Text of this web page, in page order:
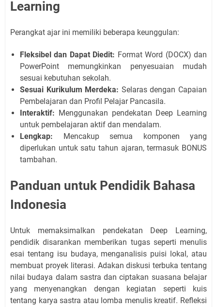
Learning
Perangkat ajar ini memiliki beberapa keunggulan:
Fleksibel dan Dapat Diedit: Format Word (DOCX) dan
PowerPoint memungkinkan penyesuaian mudah
sesuai kebutuhan sekolah.
Sesuai Kurikulum Merdeka: Selaras dengan Capaian
Pembelajaran dan Profil Pelajar Pancasila.
Interaktif: Menggunakan pendekatan Deep Learning
untuk pembelajaran aktif dan mendalam.
Lengkap: Mencakup semua komponen yang
diperlukan untuk satu tahun ajaran, termasuk BONUS
tambahan.
Panduan untuk Pendidik Bahasa
Indonesia
Untuk memaksimalkan pendekatan Deep Learning,
pendidik disarankan memberikan tugas seperti menulis
esai tentang isu budaya, menganalisis puisi lokal, atau
membuat proyek literasi. Adakan diskusi terbuka tentang
nilai budaya dalam sastra dan ciptakan suasana belajar
yang menyenangkan dengan kegiatan seperti kuis
tentang karya sastra atau lomba menulis kreatif. Refleksi